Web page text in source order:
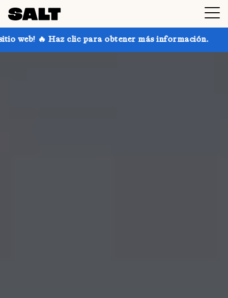
para obtener más información. ¡Consigue hasta